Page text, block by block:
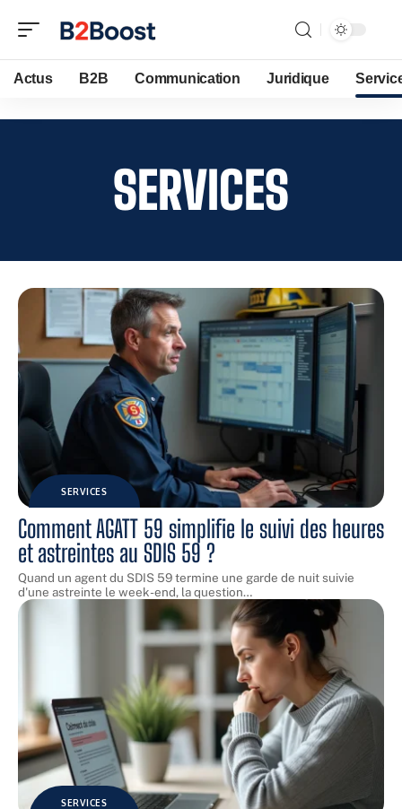
Actus B2B Communication Juridique
SERVICES
SERVICES
Comment AGATT 59 simplifie le suivi des heures
et astreintes au SDIS 59 ?
Quand un agent du SDIS 59 termine une garde de nuit suivie
d'une astreinte le week-end, la question…
SERVICES